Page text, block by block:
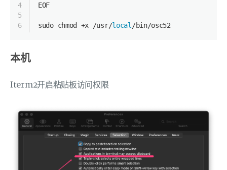
4
5
6
EOF
sudo chmod +x /usr/local /bin/osc52
本机
Iterm2开启粘贴板访问权限